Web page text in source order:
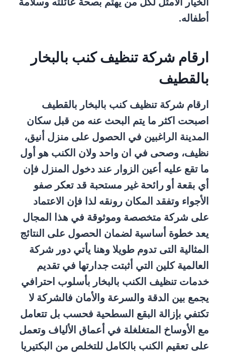
أطفاله.
ارقام شركة تنظيف كنب بالبخار
بالقطيف
ارقام شركة تنظيف كنب بالبخار بالقطيف
اصبحت اكثر ما يتم البحث عنه من قبل سكان
المدينة الراغبين في الحصول على منزل أنيق،
نظيف، وصحى في ان واحد ولان الكنب هو أول
ما تقع عليه أعين الزوار عند دخول المنزل فإن
أي بقعة أو رائحة غير مستحبة قد تعكر صفو
الأجواء وتفقد المكان رونقه لذا فإن الاعتماد
على شركة متخصصة وموثوقة في هذا المجال
يعد خطوة أساسية لضمان الحصول على النتائج
المثالية التى تدوم طويلا وهنا يأتي دور شركة
العالمية كلين التي أثبتت جدارتها في تقديم
خدمات تنظيف الكنب بالبخار بأسلوب احترافي
يجمع بين الدقة والسرعة والأمان فالشركة لا
تكتفي بإزالة البقع السطحية فحسب بل تتعامل
مع الأوساخ المتغلغلة في أعماق الألياف وتعمل
على تعقيم الكنب بالكامل للتخلص من البكتيريا